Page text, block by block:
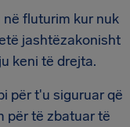
fluturim kur nuk
jashtëzakonisht
keni të drejta.
për t'u siguruar që
për të zbatuar të